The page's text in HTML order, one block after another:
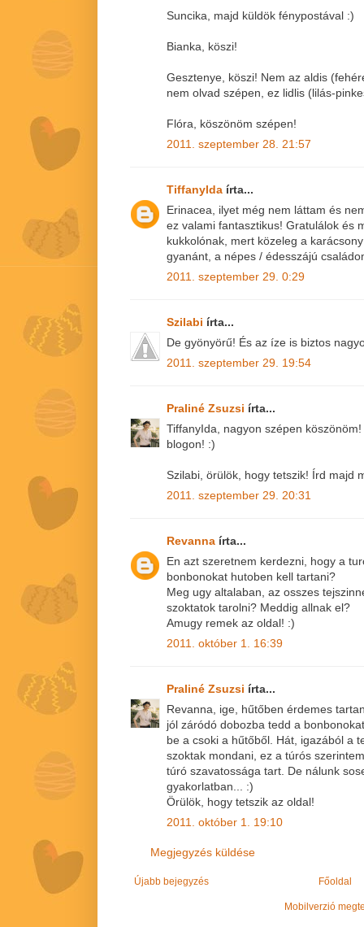
Suncika, majd küldök fénypostával :)
Bianka, köszi!
Gesztenye, köszi! Nem az aldis
nem olvad szépen, ez lidlis (lilás-
Flóra, köszönöm szépen!
2011. szeptember 28. 21:57
Tiffanylda írta...
Erinacea, ilyet még nem láttam és
ez valami fantasztikus! Gratulálok és
kukkolónak, mert közeleg a
gyanánt, a népes / édesszájú
2011. szeptember 29. 0:29
Szilabi írta...
De gyönyörű! És az íze is biztos
2011. szeptember 29. 19:54
Praliné Zsuzsi írta...
TiffanyIda, nagyon szépen
blogon! :)
Szilabi, örülök, hogy tetszik! Írd majd
2011. szeptember 29. 20:31
Revanna írta...
En azt szeretnem kerdezni, hogy a
bonbonokat hutoben kell tartani?
Meg ugy altalaban, az osszes
szoktatok tarolni? Meddig allnak el?
Amugy remek az oldal! :)
2011. október 1. 16:39
Praliné Zsuzsi írta...
Revanna, ige, hűtőben érdemes
jól záródó dobozba tedd a
be a csoki a hűtőből. Hát, igazából a
szoktak mondani, ez a túrós
túró szavatossága tart. De nálunk
gyakorlatban... :)
Örülök, hogy tetszik az oldal!
2011. október 1. 19:10
Megjegyzés küldése
Újabb bejegyzés Főoldal
Mobilverzió